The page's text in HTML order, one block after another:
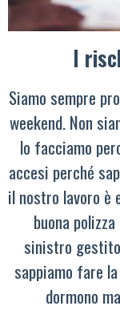
I
Siamo sempre
weekend. Non
lo facciamo
accesi perché
il nostro lavoro è
buona
sinistro
sappiamo fare
dormono